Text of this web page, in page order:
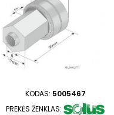
KODAS: 5005467
PREKĖS ŽENKLAS: